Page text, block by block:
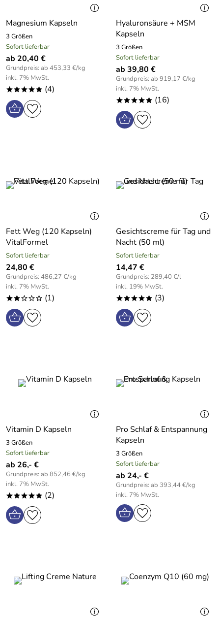
Magnesium Kapseln
3 Größen
Sofort lieferbar
ab 20,40 €
Grundpreis: ab 453,33 €/kg
inkl. 7% MwSt.
***** (4)
Hyaluronsäure + MSM
Kapseln
3 Größen
Sofort lieferbar
ab 39,80 €
Grundpreis: ab 919,17 €/kg
inkl. 7% MwSt.
***** (16)
Fett Weg (120 Kapseln)
VitalFormel
Sofort lieferbar
24,80 €
Grundpreis: 486,27 €/kg
inkl. 7% MwSt.
**ooo (1)
Gesichtscreme für Tag und
Nacht (50 ml)
Sofort lieferbar
14,47 €
Grundpreis: 289,40 €/l
inkl. 19% MwSt.
***** (3)
Vitamin D Kapseln
3 Größen
Sofort lieferbar
ab 26,- €
Grundpreis: ab 852,46 €/kg
inkl. 7% MwSt.
***** (2)
Pro Schlaf & Entspannung
Kapseln
3 Größen
Sofort lieferbar
ab 24,- €
Grundpreis: ab 393,44 €/kg
inkl. 7% MwSt.